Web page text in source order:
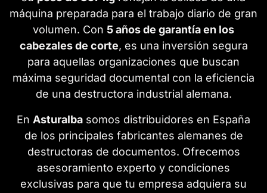
máquina preparada para el trabajo diario de gran
volumen. Con 5 años de garantía en los
cabezales de corte, es una inversión segura
para aquellas organizaciones que buscan
máxima seguridad documental con la eficiencia
de una destructora industrial alemana.
En Asturalba somos distribuidores en España
de los principales fabricantes alemanes de
destructoras de documentos. Ofrecemos
asesoramiento experto y condiciones
exclusivas para que tu empresa adquiera su